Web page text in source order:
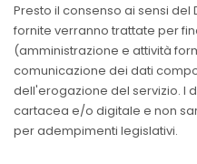
Presto il consenso ai sensi del
fornite verranno trattate per
(amministrazione e attività
comunicazione dei dati
dell'erogazione del servizio. I
cartacea e/o digitale e non
per adempimenti legislativi.